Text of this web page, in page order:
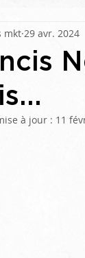
mkt 29 avr. 2024
à jour : 11